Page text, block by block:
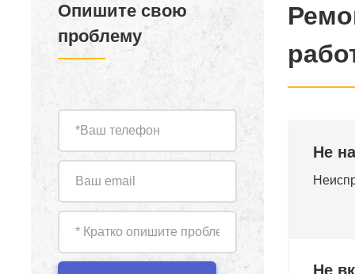
Не
Не
Опишите свою
проблему